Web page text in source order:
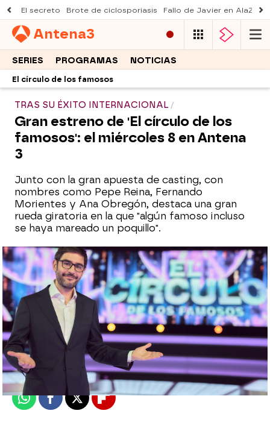
El secreto Brote de ciclosporiasis Fallo de Javier en AlaZ
Antena3
SERIES PROGRAMAS NOTICIAS
El círculo de los famosos
TRAS SU ÉXITO INTERNACIONAL
Gran estreno de 'El círculo de los
famosos': el miércoles 8 en Antena
3
Junto con la gran apuesta de casting, con
nombres como Pepe Reina, Fernando
Morientes y Ana Obregón, destaca una gran
rueda giratoria en la que "algún famoso incluso
se haya mareado un poquillo".
Alberto Mendo
Publicado:01 de febrero de 2023, 11:14
WhatsappFacebook
X Flipboard